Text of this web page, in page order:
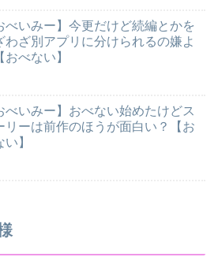
べいみー】今更だけど続編とかを
わざ別アプリに分けられるの嫌よ
おべない】
べいみー】おべない始めたけどス
リーは前作のほうが面白い？【お
い】